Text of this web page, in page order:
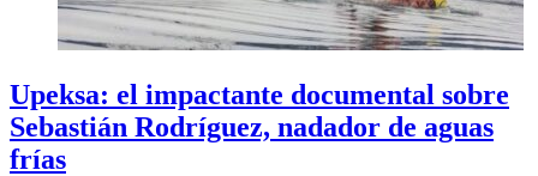
Upeksa: el impactante documental sobre
Sebastián Rodríguez, nadador de aguas
frías